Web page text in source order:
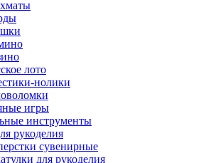
лото
нолики
игры
инструменты
рукоделия
сувенирные
для рукоделия